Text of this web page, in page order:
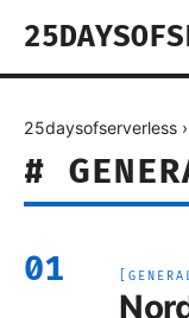
25daysofserverless ›
#
01